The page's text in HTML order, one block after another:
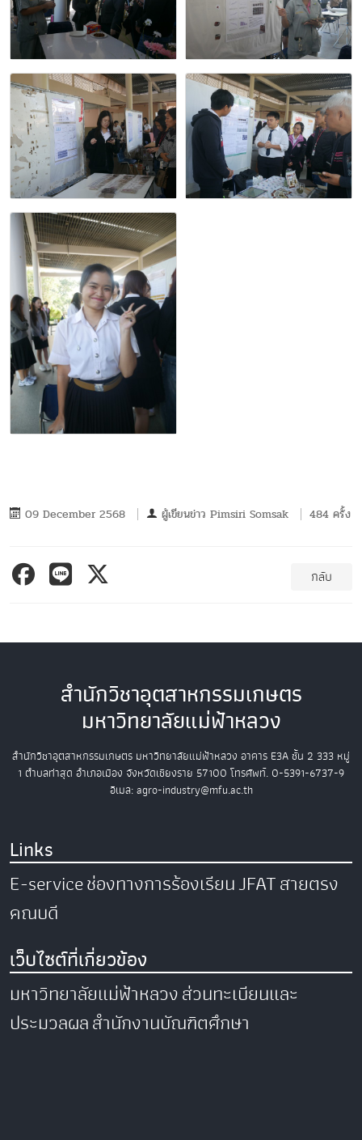
09 December 2568 ผู้เขียนข่าว Pimsiri Somsak 484 ครั้ง
กลับ
สำนักวิชาอุตสาหกรรมเกษตร
มหาวิทยาลัยแม่ฟ้าหลวง
สำนักวิชาอุตสาหกรรมเกษตร มหาวิทยาลัยแม่ฟ้าหลวง อาคาร E3A ชั้น 2 333 หมู่
1 ตำบลท่าสุด อำเภอเมือง จังหวัดเชียงราย 57100 โทรศัพท์. 0-5391-6737-9
อีเมล: agro-industry@mfu.ac.th
Links
E-serviceช่องทางการร้องเรียนJFATสายตรง
คณบดี
เว็บไซต์ที่เกี่ยวข้อง
มหาวิทยาลัยแม่ฟ้าหลวงส่วนทะเบียนและ
ประมวลผลสำนักงานบัณฑิตศึกษา